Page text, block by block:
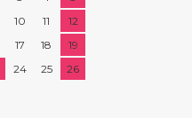
10 11
12
17 18
19
24 25
26